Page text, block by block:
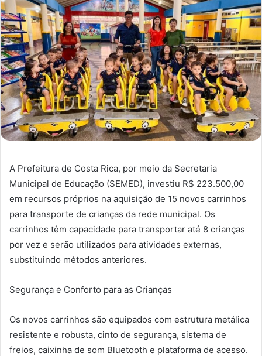
A Prefeitura de Costa Rica, por meio da Secretaria
Municipal de Educação (SEMED), investiu R$ 223.500,00
em recursos próprios na aquisição de 15 novos carrinhos
para transporte de crianças da rede municipal. Os
carrinhos têm capacidade para transportar até 8 crianças
por vez e serão utilizados para atividades externas,
substituindo métodos anteriores.
Segurança e Conforto para as Crianças
Os novos carrinhos são equipados com estrutura metálica
resistente e robusta, cinto de segurança, sistema de
freios, caixinha de som Bluetooth e plataforma de acesso.